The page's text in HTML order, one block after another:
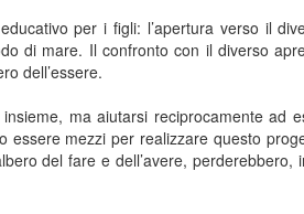
per i figli: l’apertura verso il
di mare. Il confronto con il diverso
dell’essere.
ma aiutarsi reciprocamente ad
essere mezzi per realizzare questo
del fare e dell’avere, perderebbero,